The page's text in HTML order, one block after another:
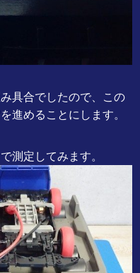
具合でしたので、この
進めることにします。
測定してみます。